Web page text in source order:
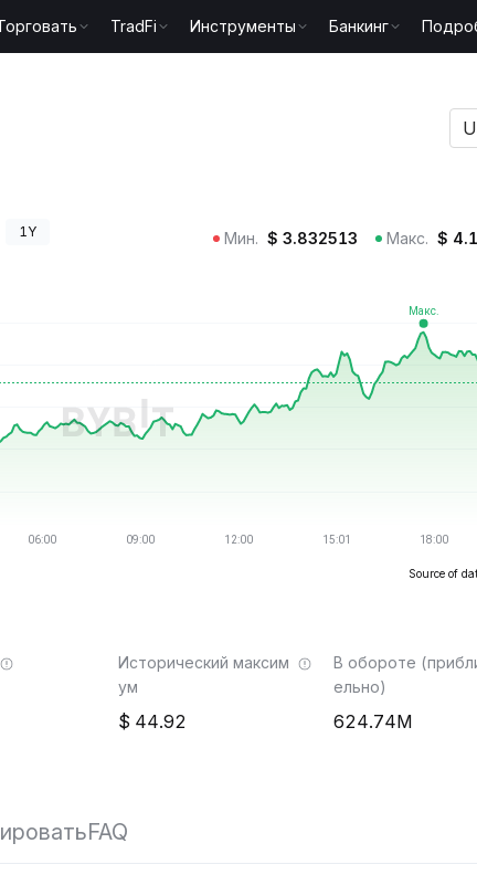
TradFi Инструменты Банкинг
1Y Мин. $ 3.832513 Макс. $
Source of
Исторический максим
ум
44.92
В обороте
ельно)
624.74M
FAQ